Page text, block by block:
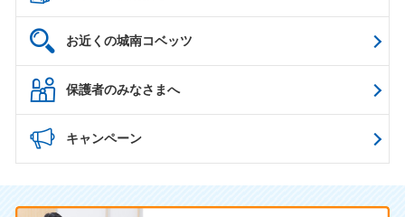
お近くの城南コベッツ
保護者のみなさまへ
キャンペーン